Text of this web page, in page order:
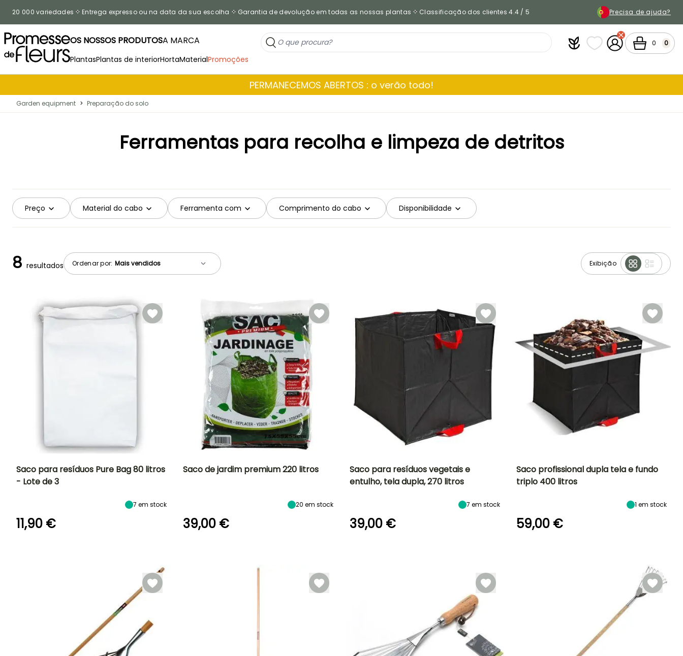
20 000 variedades Entrega expresso ou na data da sua escolha Garantia de devolução em todas as nossas plantas Classificação dos clientes 4.4 / 5 Precisa de ajuda?
OS NOSSOS PRODUTOSA MARCA
PlantasPlantas de interiorHortaMaterialPromoções
PlantfitAs minhas listas de
A minha conta
Carrinho
0 0
PERMANECEMOS ABERTOS : o verão todo!
Garden equipment > Preparação do solo
Ferramentas para recolha e limpeza de detritos
Preço Material do cabo Ferramenta com Comprimento do cabo Disponibilidade
Ordenar por: Exibição
8 resultados
Saco para resíduos Pure Bag 80 litros
- Lote de 3
7 em stock
11,90 €
Saco de jardim premium 220 litros
20 em stock
39,00 €
Saco para resíduos vegetais e
entulho, tela dupla, 270 litros
7 em stock
39,00 €
Saco profissional dupla tela e fundo
triplo 400 litros
1 em stock
59,00 €